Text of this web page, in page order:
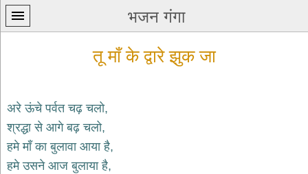
भजन गंगा
प्रथम
पन्ना
home
तू माँ के द्वारे झुक जा
अरे ऊंचे पर्वत चढ़ चलो,
श्रद्धा से आगे बढ़ चलो,
हमे माँ का बुलावा आया है,
हमे उसने आज बुलाया है,